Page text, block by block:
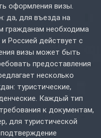
оформления визы.
да, для въезда на
гражданам необходима
Россией действует с
визы может быть
предоставления
несколько
туристические,
Каждый тип
к документам,
для туристической